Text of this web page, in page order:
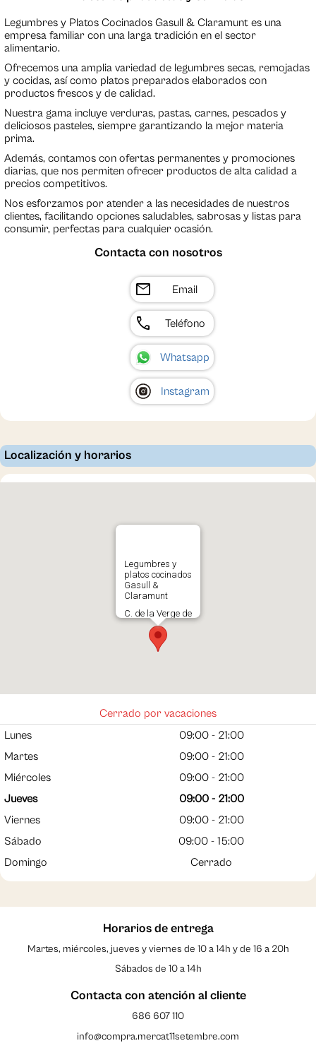
Legumbres y Platos Cocinados Gasull & Claramunt es una
empresa familiar con una larga tradición en el sector
alimentario.
Ofrecemos una amplia variedad de legumbres secas, remojadas
y cocidas, así como platos preparados elaborados con
productos frescos y de calidad.
Nuestra gama incluye verduras, pastas, carnes, pescados y
deliciosos pasteles, siempre garantizando la mejor materia
prima.
Además, contamos con ofertas permanentes y promociones
diarias, que nos permiten ofrecer productos de alta calidad a
precios competitivos.
Nos esforzamos por atender a las necesidades de nuestros
clientes, facilitando opciones saludables, sabrosas y listas para
consumir, perfectas para cualquier ocasión.
Contacta con nosotros
mail Email
call Teléfono
Whatsapp
Instagram
Localización y horarios
Legumbres y
platos cocinados
Gasull &
Claramunt
C. de la Verge de
l'Assumpció 32.
08210, Barberà
del Vallés. España
Cerrado por vacaciones
Lunes
09:00 - 21:00
Martes
09:00 - 21:00
Miércoles
09:00 - 21:00
Jueves
09:00 - 21:00
Viernes
09:00 - 21:00
Sábado
09:00 - 15:00
Domingo
Cerrado
Horarios de entrega
Martes, miércoles, jueves y viernes de 10 a 14h y de 16 a 20h
Sábados de 10 a 14h
Contacta con atención al cliente
686 607 110
info@compra.mercat11setembre.com